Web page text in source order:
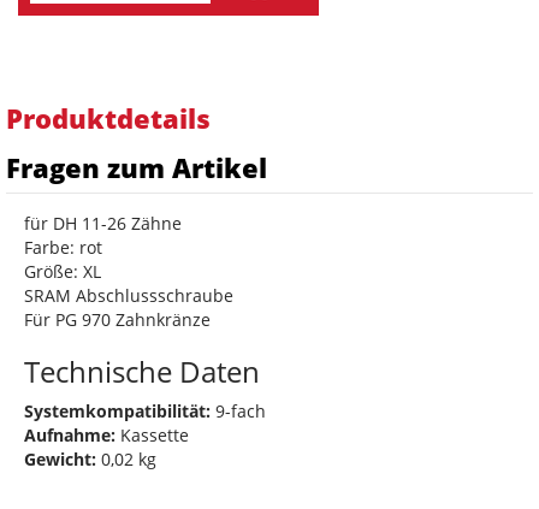
Produktdetails
Fragen zum Artikel
für DH 11-26 Zähne
Farbe: rot
Größe: XL
SRAM Abschlussschraube
Für PG 970 Zahnkränze
Technische Daten
Systemkompatibilität: 9-fach
Aufnahme: Kassette
Gewicht: 0,02 kg